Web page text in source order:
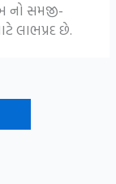
નો સમજી-
લાભપ્રદ છે.